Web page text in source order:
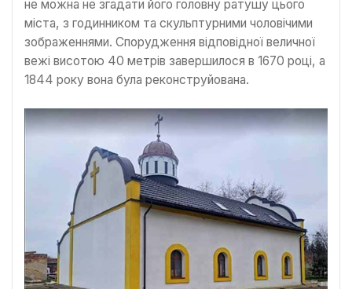
не можна не згадати його головну ратушу цього
міста, з годинником та скульптурними чоловічими
зображеннями. Спорудження відповідної величної
вежі висотою 40 метрів завершилося в 1670 році, а
1844 року вона була реконструйована.